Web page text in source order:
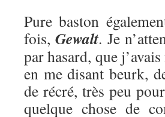
Pure baston
fois,Gewalt. Je
par hasard, que
en me disant beurk,
de récré, très peu
quelque chose de